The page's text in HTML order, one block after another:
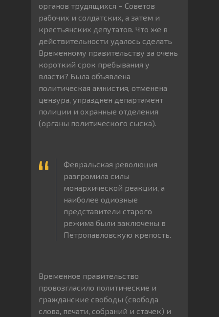
органов трудящихся – Советов
рабочих и солдатских, а затем и
крестьянских депутатов. Что же в
действительности удалось сделать
Временному правительству за очень
короткий срок пребывания у
власти? Была объявлена
политическая амнистия, отменена
цензура, упразднен департамент
полиции и охранные отделения
(органы политического сыска).
Февральская революция
разгромила силы
монархической реакции, а
наиболее одиозные
представители старого
режима были заключены в
Петропавловскую крепость.
Временное правительство
провозгласило политические и
гражданские свободы (свобода
слова, печати, собраний и стачек) и